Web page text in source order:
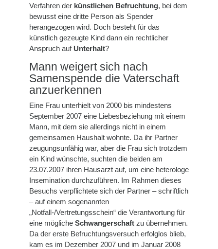
Verfahren der künstlichen Befruchtung, bei dem
bewusst eine dritte Person als Spender
herangezogen wird. Doch besteht für das
künstlich gezeugte Kind dann ein rechtlicher
Anspruch auf Unterhalt?
Mann weigert sich nach
Samenspende die Vaterschaft
anzuerkennen
Eine Frau unterhielt von 2000 bis mindestens
September 2007 eine Liebesbeziehung mit einem
Mann, mit dem sie allerdings nicht in einem
gemeinsamen Haushalt wohnte. Da ihr Partner
zeugungsunfähig war, aber die Frau sich trotzdem
ein Kind wünschte, suchten die beiden am
23.07.2007 ihren Hausarzt auf, um eine heterologe
Insemination durchzuführen. Im Rahmen dieses
Besuchs verpflichtete sich der Partner – schriftlich
– auf einem sogenannten
„Notfall-/Vertretungsschein“ die Verantwortung für
eine mögliche Schwangerschaft zu übernehmen.
Da der erste Befruchtungsversuch erfolglos blieb,
kam es im Dezember 2007 und im Januar 2008